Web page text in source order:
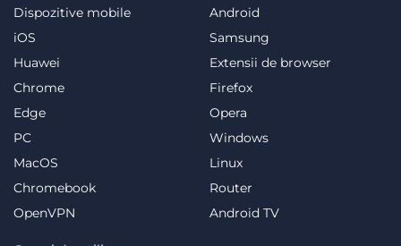
Dispozitive mobile
Android
iOS
Samsung
Huawei
Extensii de browser
Chrome
Firefox
Edge
Opera
PC
Windows
MacOS
Linux
Chromebook
Router
OpenVPN
Android TV